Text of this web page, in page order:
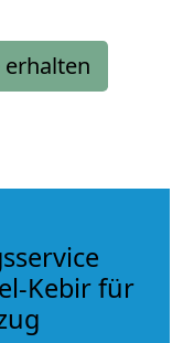
erhalten
Kebir für